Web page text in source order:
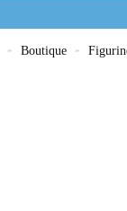
» Boutique »